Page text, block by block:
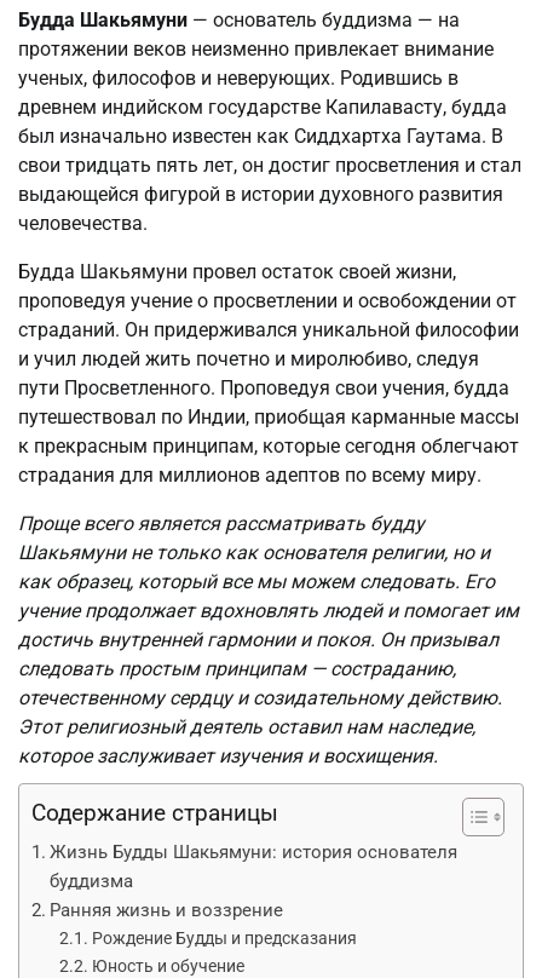
Будда Шакьямуни — основатель буддизма — на
протяжении веков неизменно привлекает внимание
ученых, философов и неверующих. Родившись в
древнем индийском государстве Капилавасту, будда
был изначально известен как Сиддхартха Гаутама. В
свои тридцать пять лет, он достиг просветления и стал
выдающейся фигурой в истории духовного развития
человечества.
Будда Шакьямуни провел остаток своей жизни,
проповедуя учение о просветлении и освобождении от
страданий. Он придерживался уникальной философии
и учил людей жить почетно и миролюбиво, следуя
пути Просветленного. Проповедуя свои учения, будда
путешествовал по Индии, приобщая карманные массы
к прекрасным принципам, которые сегодня облегчают
страдания для миллионов адептов по всему миру.
Проще всего является рассматривать будду
Шакьямуни не только как основателя религии, но и
как образец, который все мы можем следовать. Его
учение продолжает вдохновлять людей и помогает им
достичь внутренней гармонии и покоя. Он призывал
следовать простым принципам — состраданию,
отечественному сердцу и созидательному действию.
Этот религиозный деятель оставил нам наследие,
которое заслуживает изучения и восхищения.
Содержание страницы
Жизнь Будды Шакьямуни: история основателя
буддизма
Ранняя жизнь и воззрение
Рождение Будды и предсказания
Юность и обучение